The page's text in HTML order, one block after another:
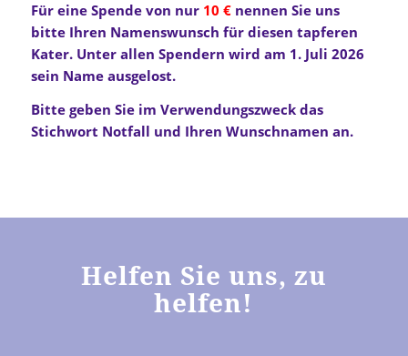
Für eine Spende von nur 10 €nennen Sie uns
bitte Ihren Namenswunsch für diesen tapferen
Kater. Unter allen Spendern wird am 1. Juli 2026
sein Name ausgelost.
Bitte geben Sie im Verwendungszweck das
Stichwort Notfall und Ihren Wunschnamen an.
Helfen Sie uns, zu
helfen!